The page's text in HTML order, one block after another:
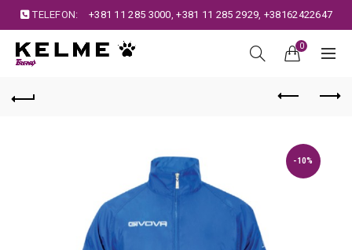
TELEFON: +381 11 285 3000,+381 11 285 2929, +38162422647
0
-10%